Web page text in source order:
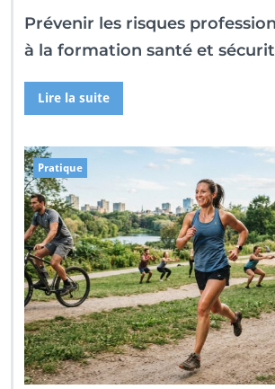
Prévenir les risques
à la formation santé et
Lire la suite
Pratique